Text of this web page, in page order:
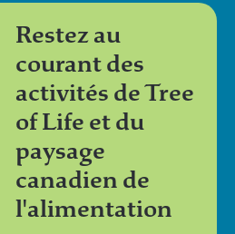
Restez au
courant des
activités de Tree
of Life et du
paysage
canadien de
l'alimentation